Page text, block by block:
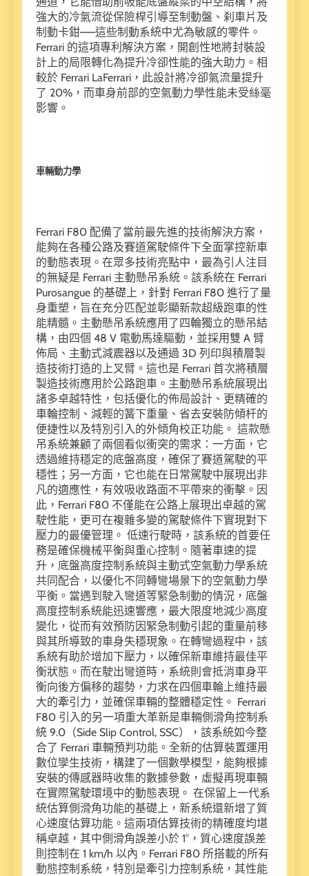
強大的冷氣流從保險桿引導至制動盤、刹車片及
制動卡鉗——這些制動系統中尤為敏感的零件。
Ferrari 的這項專利解決方案，開創性地將封裝設
計上的局限轉化為提升冷卻性能的強大助力。相
較於 Ferrari LaFerrari，此設計將冷卻氣流量提升
了 20%，而車身前部的空氣動力學性能未受絲毫
影響。
車輛動力學
Ferrari F80 配備了當前最先進的技術解決方案，
能夠在各種公路及賽道駕駛條件下全面掌控新車
的動態表現。在眾多技術亮點中，最為引人注目
的無疑是 Ferrari 主動懸吊系統。該系統在 Ferrari
Purosangue 的基礎上，針對 Ferrari F80 進行了量
身重塑，旨在充分匹配並彰顯新款超級跑車的性
能精髓。主動懸吊系統應用了四輪獨立的懸吊結
構，由四個 48 V 電動馬達驅動，並採用雙 A 臂
佈局、主動式減震器以及通過 3D 列印與積層製
造技術打造的上叉臂。這也是 Ferrari 首次將積層
製造技術應用於公路跑車。主動懸吊系統展現出
諸多卓越特性，包括優化的佈局設計、更精確的
車輪控制、減輕的簧下重量、省去安裝防傾杆的
便捷性以及特別引入的外傾角校正功能。 這款懸
吊系統兼顧了兩個看似衝突的需求：一方面，它
透過維持穩定的底盤高度，確保了賽道駕駛的平
穩性；另一方面，它也能在日常駕駛中展現出非
凡的適應性，有效吸收路面不平帶來的衝擊。因
此，Ferrari F80 不僅能在公路上展現出卓越的駕
駛性能，更可在複雜多變的駕駛條件下實現對下
壓力的最優管理。 低速行駛時，該系統的首要任
務是確保機械平衡與重心控制。隨著車速的提
升，底盤高度控制系統與主動式空氣動力學系統
共同配合，以優化不同轉彎場景下的空氣動力學
平衡。當遇到駛入彎道等緊急制動的情況，底盤
高度控制系統能迅速響應，最大限度地減少高度
變化，從而有效預防因緊急制動引起的重量前移
與其所導致的車身失穩現象。在轉彎過程中，該
系統有助於增加下壓力，以確保新車維持最佳平
衡狀態。而在駛出彎道時，系統則會抵消車身平
衡向後方偏移的趨勢，力求在四個車輪上維持最
大的牽引力，並確保車輛的整體穩定性。 Ferrari
F80 引入的另一項重大革新是車輛側滑角控制系
統 9.0（Side Slip Control, SSC），該系統如今整
合了 Ferrari 車輛預判功能。全新的估算裝置運用
數位孿生技術，構建了一個數學模型，能夠根據
安裝的傳感器時收集的數據參數，虛擬再現車輛
在實際駕駛環境中的動態表現。 在保留上一代系
統估算側滑角功能的基礎上，新系統還新增了質
心速度估算功能。這兩項估算技術的精確度均堪
稱卓越，其中側滑角誤差小於 1°，質心速度誤差
則控制在 1 km/h 以內。Ferrari F80 所搭載的所有
動態控制系統，特別是牽引力控制系統，其性能